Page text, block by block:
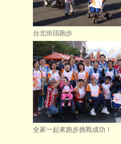
台北街頭跑步
全家一起來跑步挑戰成功！